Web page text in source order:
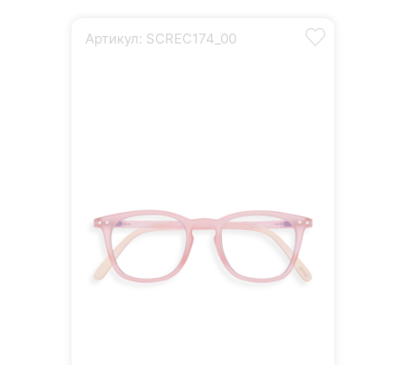
Артикул: SCREC174_00